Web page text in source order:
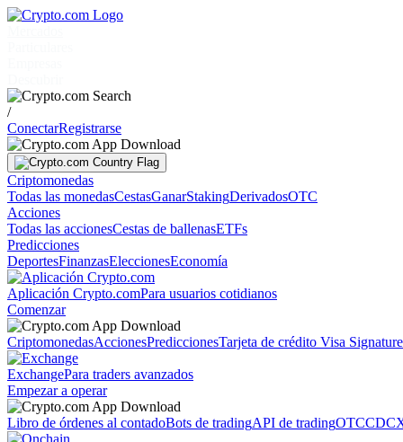
/
ConectarRegistrarse
Criptomonedas
Todas las monedasCestasGanarStakingDerivadosOTC
Acciones
Todas las accionesCestas de ballenasETFs
Predicciones
DeportesFinanzasEleccionesEconomía
Aplicación Crypto.comPara usuarios cotidianos
Comenzar
CriptomonedasAccionesPrediccionesTarjeta de crédito Visa
ExchangePara traders avanzados
Empezar a operar
Libro de órdenes al contadoBots de tradingAPI de tradingOTC